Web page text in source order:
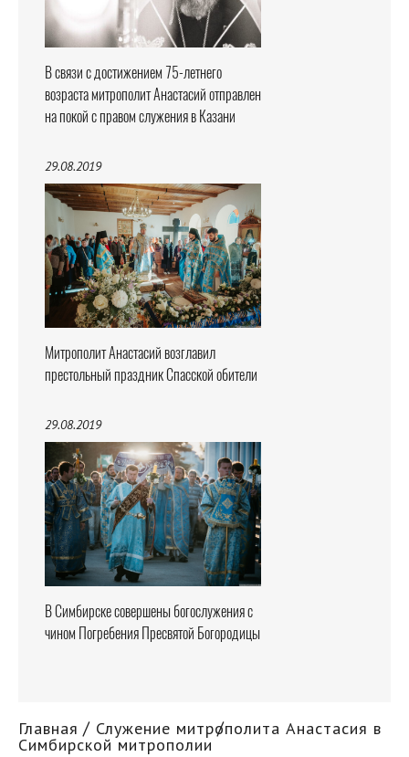
В связи с достижением 75-летнего
возраста митрополит Анастасий отправлен
на покой с правом служения в Казани
29.08.2019
Митрополит Анастасий возглавил
престольный праздник Спасской обители
29.08.2019
В Симбирске совершены богослужения с
чином Погребения Пресвятой Богородицы
Главная Служение митрополита Анастасия в
Симбирской митрополии